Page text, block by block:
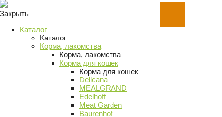
Закрыть
Каталог
Каталог
Корма, лакомства
Корма, лакомства
Корма для кошек
Корма для кошек
Delicana
MEALGRAND
Edelhoff
Meat Garden
Baurenhof